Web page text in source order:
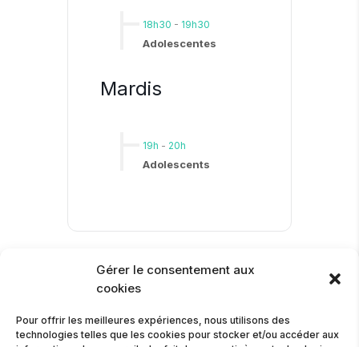
Gérer le consentement aux
cookies
Pour offrir les meilleures expériences, nous utilisons des
technologies telles que les cookies pour stocker et/ou accéder aux
18h30 - 19h30
Adolescentes
Mardis
19h - 20h
Adolescents
Étiquettes : ADOLESCENTS ,
ASSISES ,
GRANDIR , SPIRITUALITÉ